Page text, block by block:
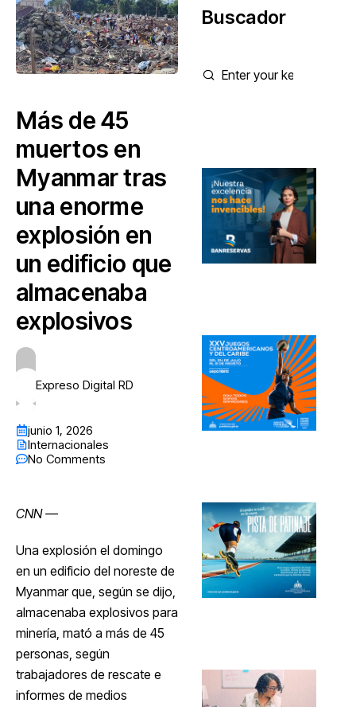
Más de 45
muertos en
Myanmar tras
una enorme
explosión en
un edificio que
almacenaba
explosivos
Expreso Digital RD
junio 1, 2026
Internacionales
No Comments
CNN—
Una explosión el domingo
en un edificio del noreste de
Myanmar que, según se dijo,
almacenaba explosivos para
minería, mató a más de 45
personas, según
trabajadores de rescate e
informes de medios
Buscador